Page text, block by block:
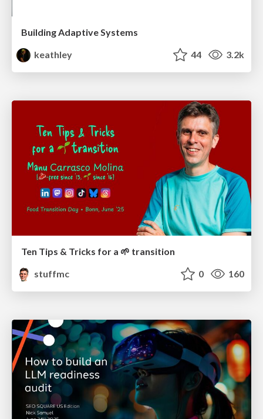
Building Adaptive Systems
keathley
44 3.2k
Ten Tips & Tricks for a 🌱 transition
stuffmc
0 160